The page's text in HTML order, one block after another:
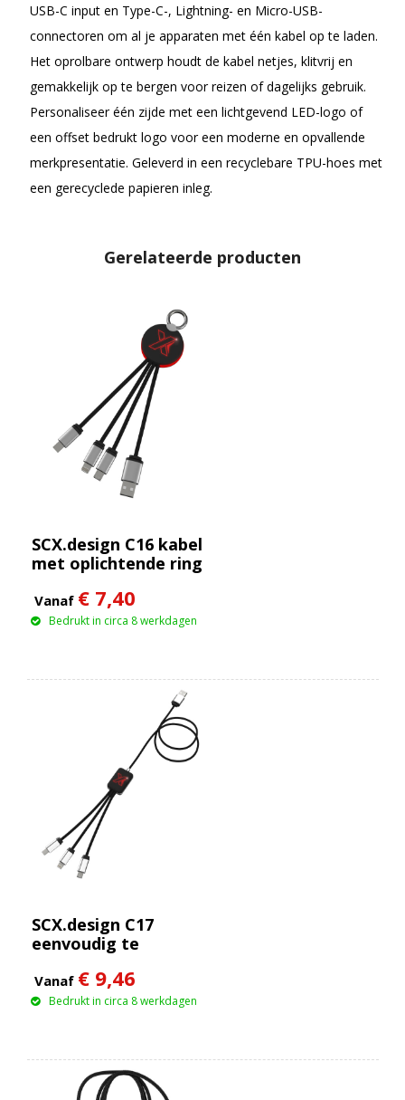
USB-C input en Type-C-, Lightning- en Micro-USB-
connectoren om al je apparaten met één kabel op te laden.
Het oprolbare ontwerp houdt de kabel netjes, klitvrij en
gemakkelijk op te bergen voor reizen of dagelijks gebruik.
Personaliseer één zijde met een lichtgevend LED-logo of
een offset bedrukt logo voor een moderne en opvallende
merkpresentatie. Geleverd in een recyclebare TPU-hoes met
een gerecyclede papieren inleg.
Gerelateerde producten
SCX.design C16 kabel
met oplichtende ring
Vanaf € 7,40
Bedrukt in circa 8 werkdagen
SCX.design C17
eenvoudig te
oplichtende kabel
Vanaf € 9,46
Bedrukt in circa 8 werkdagen